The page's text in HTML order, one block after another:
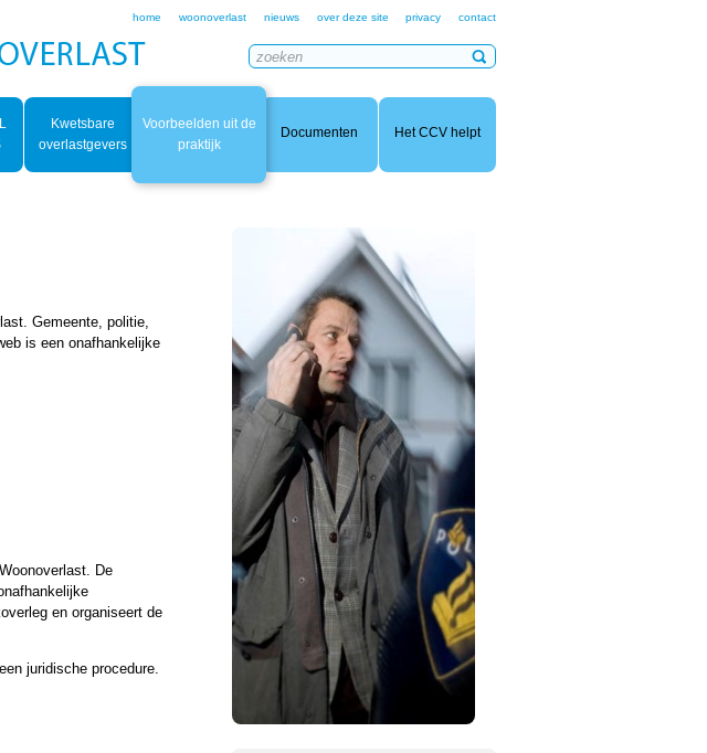
home woonoverlast nieuws over deze site privacy contact
Kwetsbare
overlastgevers
Voorbeelden uit de
praktijk
Documenten Het CCV helpt
Gemeente, politie,
is een onafhankelijke
De
en organiseert de
juridische procedure.